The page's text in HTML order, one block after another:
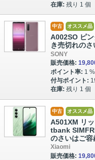
在庫: 残り 1 個
中古 オススメ品
A002SO ピ
き売切れのさ
SONY
販売価格:
ポイント率: 1 %
付与ポイント:
在庫: 残り 1 個
中古 オススメ品
A501XM リ
tbank
のさいはご容
Xiaomi
販売価格: